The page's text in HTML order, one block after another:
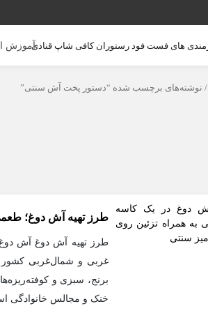
آموزش
/ نوشته‌های برچسب شده “دستور پخت آش سنتی”
طرز تهیه آش دوغ؛
طرز تهیه آش دوغ آش
غربی و شمال‌غربی کشور
برنج، سبزی و
خنک و مجالس خانوادگی